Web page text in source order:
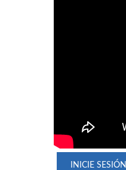
INICIE SESIÓN